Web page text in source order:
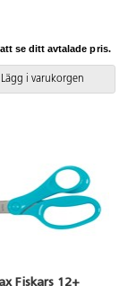
se ditt avtalade pris.
Lägg i varukorgen
Fiskars 12+